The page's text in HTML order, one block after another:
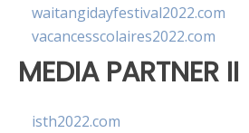
waitangidayfestival2022.com
vacancesscolaires2022.com
MEDIA PARTNER II
isth2022.com